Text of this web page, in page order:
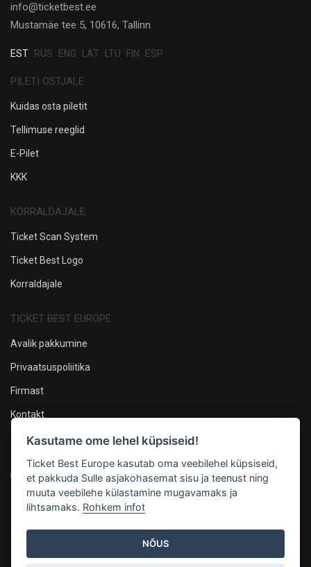
info@ticketbest.ee
Mustamäe tee 5, 10616, Tallinn
EST RUS ENG LAT LTU FIN ESP
PILETI OSTJALE
Kuidas osta piletit
Tellimuse reeglid
E-Pilet
KKK
KORRALDAJALE
Ticket Scan System
Ticket Best Logo
Korraldajale
TICKET BEST EUROPE
Avalik pakkumine
Privaatsuspoliitika
Firmast
Kontakt
Oleme sotsiaalmeedias
Maksevõimalused
Kasutame ome lehel küpsiseid!
Ticket Best Europe kasutab oma veebilehel küpsiseid,
et pakkuda Sulle asjakohasemat sisu ja teenust ning
muuta veebilehe külastamine mugavamaks ja
lihtsamaks. Rohkem infot
NÕUS